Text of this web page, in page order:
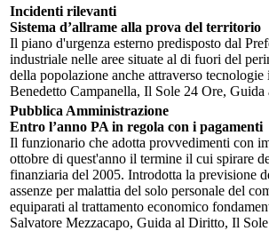
Incidenti rilevanti
Sistema d’allrame alla prova del territorio
Il piano d'urgenza esterno predisposto dal
industriale nelle aree situate al di fuori del
della popolazione anche attraverso
Benedetto Campanella, Il Sole 24 Ore,
Pubblica Amministrazione
Entro l’anno PA in regola con i pagamenti
Il funzionario che adotta provvedimenti con
ottobre di quest'anno il termine il cui spirare
finanziaria del 2005. Introdotta la previsione
assenze per malattia del solo personale del
equiparati al trattamento economico
Salvatore Mezzacapo, Guida al Diritto, Il